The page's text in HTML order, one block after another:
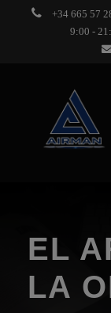
+34 665 57
9:00 -
EL
LA